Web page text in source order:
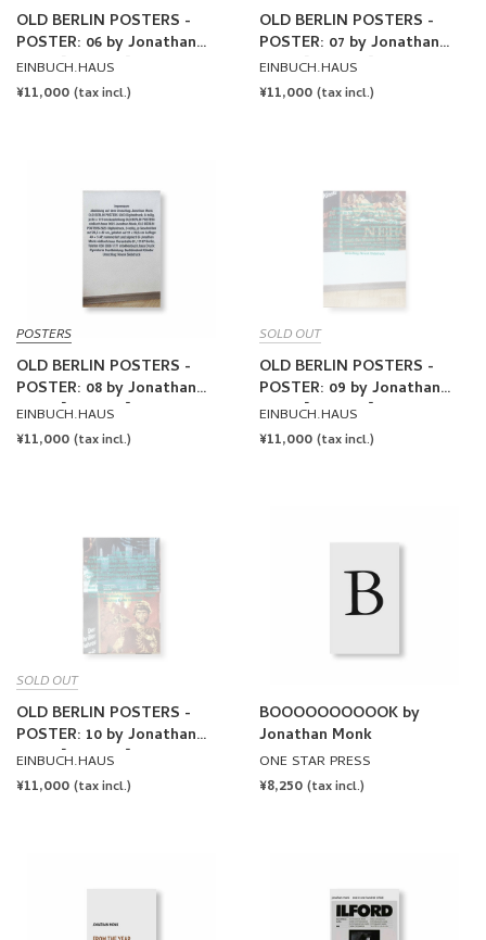
OLD BERLIN POSTERS -
POSTER: 06 by Jonathan
Monk [SIGNED]
EINBUCH.HAUS
REGULAR
¥11,000 (tax incl.)
OLD BERLIN POSTERS -
POSTER: 07 by Jonathan
Monk [SIGNED]
EINBUCH.HAUS
REGULAR
¥11,000 (tax incl.)
POSTERS
OLD BERLIN POSTERS -
POSTER: 08 by Jonathan
Monk [SIGNED]
EINBUCH.HAUS
REGULAR
¥11,000 (tax incl.)
SOLD OUT
OLD BERLIN POSTERS -
POSTER: 09 by Jonathan
Monk [SIGNED]
EINBUCH.HAUS
REGULAR
¥11,000 (tax incl.)
SOLD OUT
OLD BERLIN POSTERS -
POSTER: 10 by Jonathan
Monk [SIGNED]
EINBUCH.HAUS
REGULAR
¥11,000 (tax incl.)
BOOOOOOOOOOK by
Jonathan Monk
ONE STAR PRESS
REGULAR
¥8,250 (tax incl.)